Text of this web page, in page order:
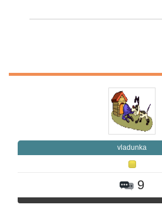
vladunka
9